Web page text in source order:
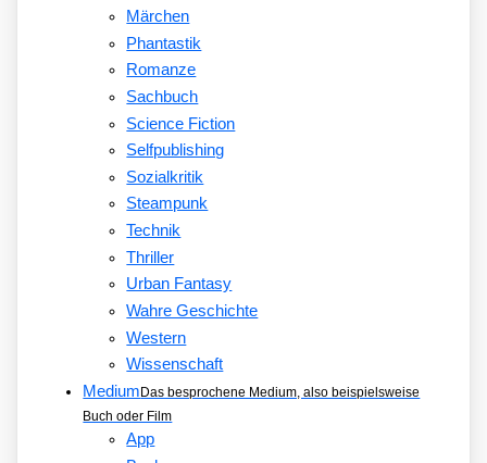
Märchen
Phantastik
Romanze
Sachbuch
Science Fiction
Selfpublishing
Sozialkritik
Steampunk
Technik
Thriller
Urban Fantasy
Wahre Geschichte
Western
Wissenschaft
Medium Das besprochene Medium, also beispielsweise
Buch oder Film
App